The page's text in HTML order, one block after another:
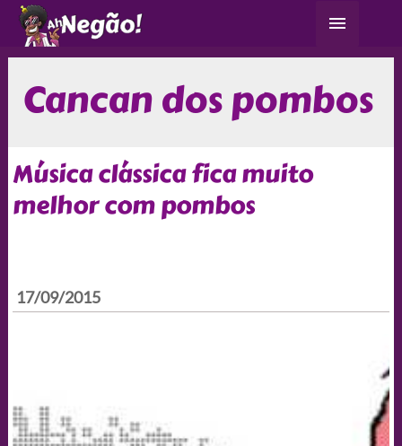
para
Menu
Cancan dos pombos
Música clássica fica muito
melhor com pombos
17/09/2015